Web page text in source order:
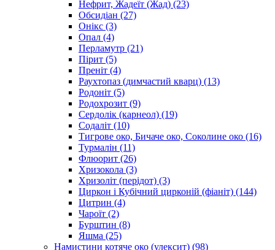
Нефрит, Жадеїт (Жад) (23)
Обсидіан (27)
Онікс (3)
Опал (4)
Перламутр (21)
Пірит (5)
Преніт (4)
Раухтопаз (димчастий кварц) (13)
Родоніт (5)
Родохрозит (9)
Сердолік (карнеол) (19)
Содаліт (10)
Тигрове око, Бичаче око, Соколине око (16)
Турмалін (11)
Флюорит (26)
Хризокола (3)
Хризоліт (перідот) (3)
Циркон і Кубічний цирконій (фіаніт) (144)
Цитрин (4)
Чароїт (2)
Бурштин (8)
Яшма (25)
Намистини котяче око (улексит) (98)